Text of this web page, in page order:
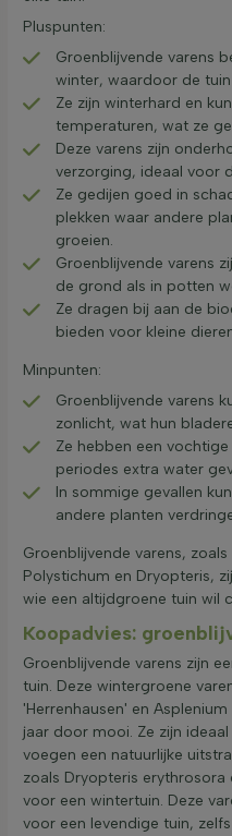
Pluspunten:
Groenblijvende varens
winter, waardoor de
Ze zijn winterhard en
temperaturen, wat ze
Deze varens zijn
verzorging, ideaal voor
Ze gedijen goed in
plekken waar andere
groeien.
Groenblijvende varens
de grond als in potten
Ze dragen bij aan de
bieden voor kleine
Minpunten:
Groenblijvende varens
zonlicht, wat hun
Ze hebben een
periodes extra water
In sommige gevallen
andere planten
Groenblijvende varens,
Polystichum en Dryopteris,
wie een altijdgroene tuin wil
Koopadvies:
Groenblijvende varens zijn
tuin. Deze wintergroene
'Herrenhausen' en
jaar door mooi. Ze zijn
voegen een natuurlijke
zoals Dryopteris
voor een wintertuin. Deze
voor een levendige tuin,